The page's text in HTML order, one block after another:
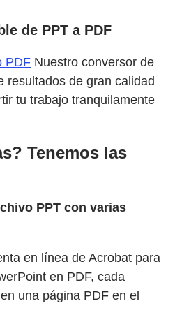
de PPT a PDF
PDF Nuestro conversor de
resultados de gran calidad
tu trabajo tranquilamente
Tenemos las
PPT con varias
en línea de Acrobat para
en PDF, cada
una página PDF en el